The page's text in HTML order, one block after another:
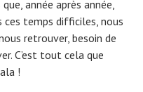
année après année,
ces temps difficiles, nous
retrouver, besoin de
C’est tout cela que
!